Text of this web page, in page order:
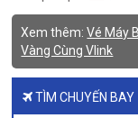
Xem thêm:Vé Máy
Vàng Cùng Vlink
TÌM CHUYẾN BAY